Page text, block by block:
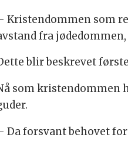
Kristendommen som
fra
blir beskrevet
som kristendommen
Da forsvant behovet